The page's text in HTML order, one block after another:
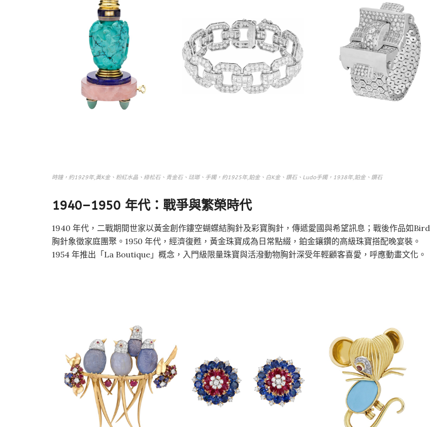
時鐘，約1929年,黃K金、粉紅水晶、綠松石、青金石、琺瑯、手鐲，約1925年,鉑金、白K金、鑽石、Ludo手鐲，1938年,鉑金、鑽石
1940–1950 年代：戰爭與繁榮時代
1940 年代，二戰期間世家以黃金創作鏤空蝴蝶結胸針及彩寶胸針，傳遞愛國與希望訊息；戰後作品如Bird
胸針象徵家庭團聚。1950 年代，經濟復甦，黃金珠寶成為日常點綴，鉑金鑲鑽的高級珠寶搭配晚宴裝。
1954 年推出「La Boutique」概念，入門級限量珠寶與活潑動物胸針深受年輕顧客喜愛，呼應動畫文化。